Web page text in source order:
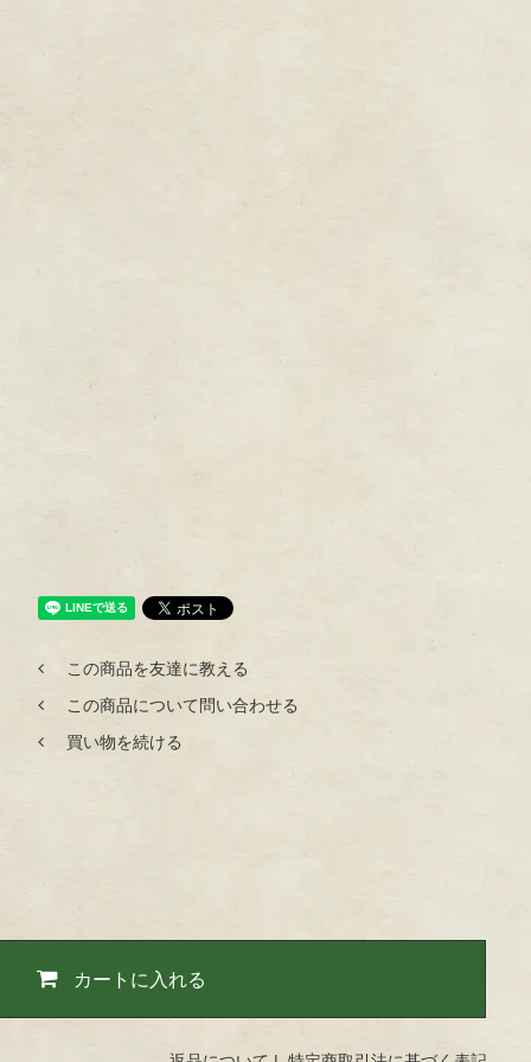
この商品を友達に教える
この商品について問い合わせる
買い物を続ける
カートに入れる